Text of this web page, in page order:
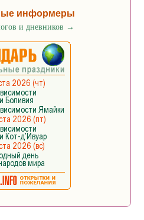
информеры
и дневников →